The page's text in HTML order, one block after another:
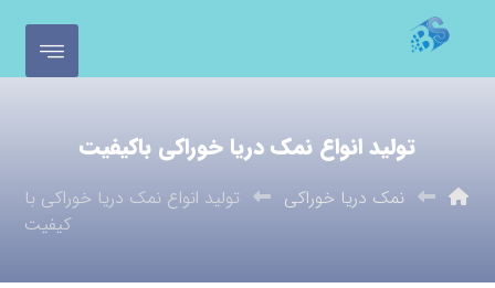
تولید انواع نمک دریا خوراکی باکیفیت
نمک دریا خوراکی
تولید انواع نمک دریا خوراکی با
کیفیت